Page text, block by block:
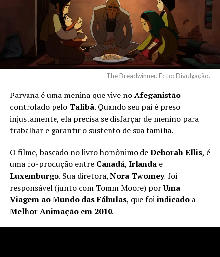
The Breadwinner. Foto: Divulgação.
Parvana é uma menina que vive noAfeganistão
controlado pelo Talibã. Quando seu pai é preso
injustamente, ela precisa se disfarçar de menino para
trabalhar e garantir o sustento de sua família.
O filme, baseado no livro homônimo deDeborah Ellis, é
uma co-produção entre Canadá, Irlanda e
Luxemburgo. Sua diretora, Nora Twomey, foi
responsável (junto com Tomm Moore) porUma
Viagem ao Mundo das Fábulas, que foiindicado a
Melhor Animação em 2010.